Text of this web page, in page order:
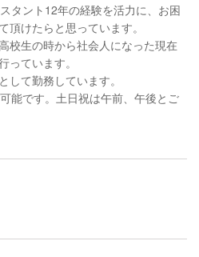
タント12年の経験を活力に、お困
頂けたらと思っています。
校生の時から社会人になった現在
っています。
て勤務しています。
能です。土日祝は午前、午後とご